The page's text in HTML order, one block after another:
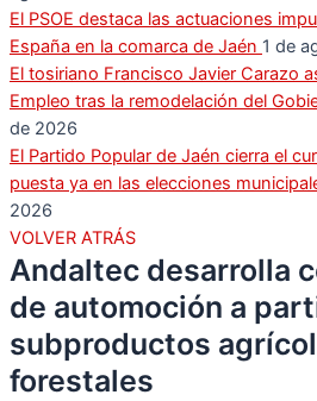
El PSOE destaca las actuaciones
España en la comarca de Jaén 1 de
El tosiriano Francisco Javier Carazo
Empleo tras la remodelación del
de 2026
El Partido Popular de Jaén cierra el
puesta ya en las elecciones
2026
VOLVER ATRÁS
Andaltec desarrolla
de automoción a
subproductos
forestales